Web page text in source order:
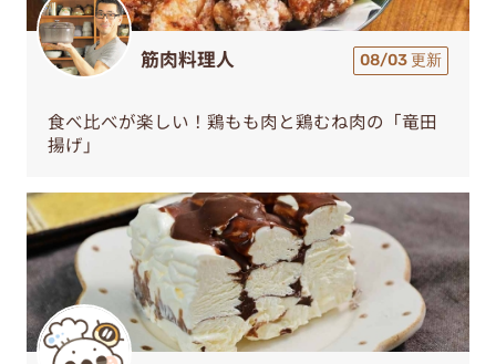
筋肉料理人 08/03 更新
食べ比べが楽しい！鶏もも肉と鶏むね肉の「竜田
揚げ」